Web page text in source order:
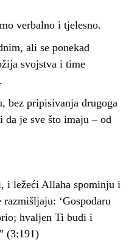
verbalno i tjelesno.
ali se ponekad
svojstva i time
bez pripisivanja drugoga
da je sve što imaju – od
i ležeći Allaha spominju i
‘Gospodaru
hvaljen Ti budi i
(3:191)